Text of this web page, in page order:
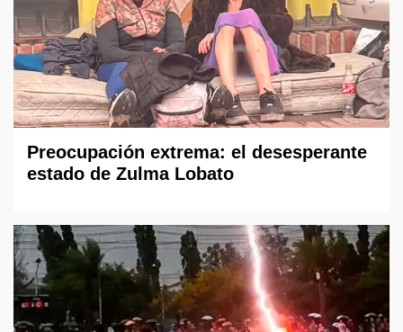
Preocupación extrema: el desesperante
estado de Zulma Lobato